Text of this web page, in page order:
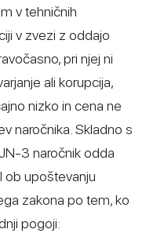
v tehničnih
v zvezi z oddajo
pri njej ni
ali korupcija,
nizko in cena ne
naročnika. Skladno s
3 naročnik odda
ob upoštevanju
zakona po tem, ko
pogoji: